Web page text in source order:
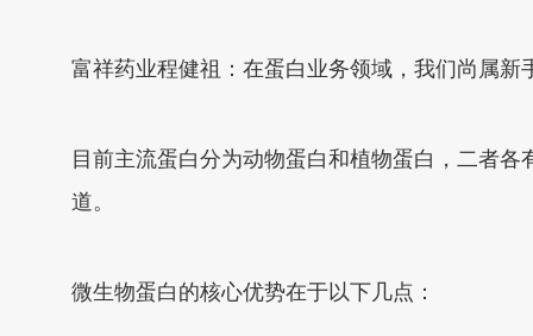
富祥药业程健祖：在蛋白业务领域，我们尚属新
目前主流蛋白分为动物蛋白和植物蛋白，二者
道。
微生物蛋白的核心优势在于以下几点：